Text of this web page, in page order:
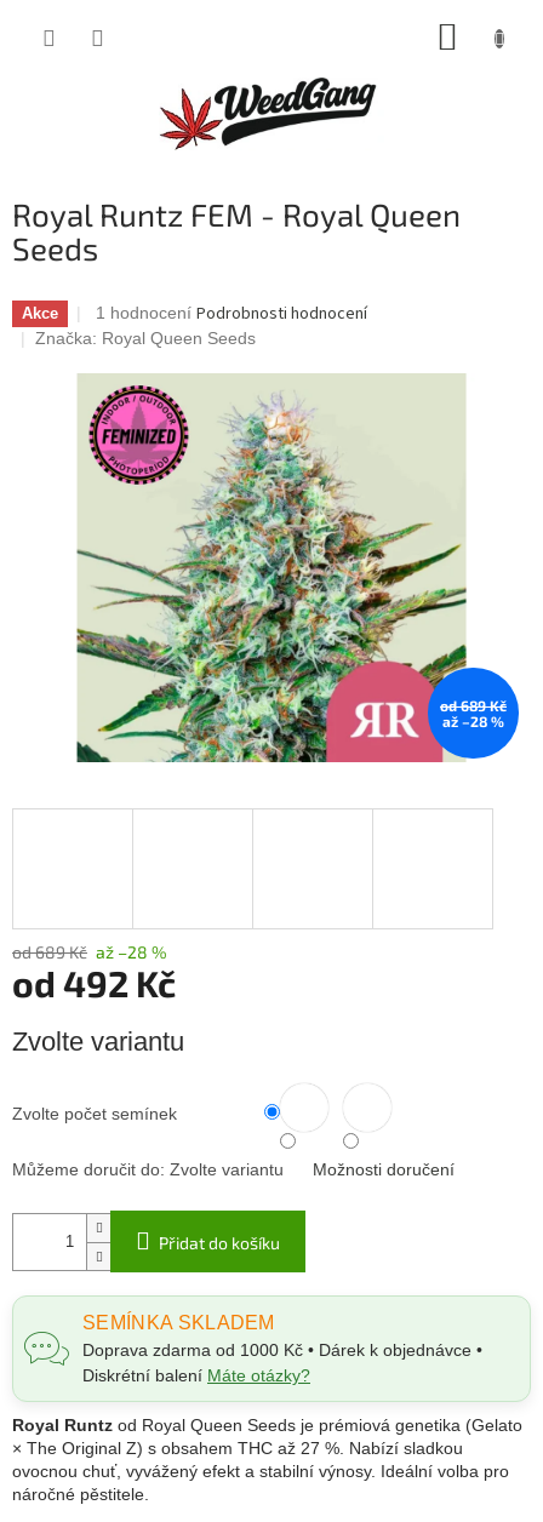
Royal Runtz FEM - Royal Queen
Seeds
Akce
Průměrné
hodnocení
5,0
z
5
hvězdiček.
1 hodnocení Podrobnosti hodnocení
Značka: Royal Queen Seeds
od 689 Kč
až –28 %
od 689 Kč až –28 %
od 492 Kč
cena:
Zvolte variantu
Zvolte počet semínek
Můžeme doručit do: Zvolte variantu Možnosti doručení
Přidat do košíku
SEMÍNKA SKLADEM
Doprava zdarma od 1000 Kč • Dárek k objednávce •
Diskrétní balení Máte otázky?
Royal Runtz od Royal Queen Seeds je prémiová genetika (Gelato
× The Original Z) s obsahem THC až 27 %. Nabízí sladkou
ovocnou chuť, vyvážený efekt a stabilní výnosy. Ideální volba pro
náročné pěstitele.